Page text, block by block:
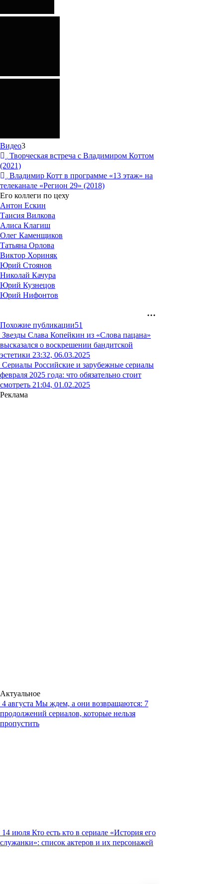
Видео3
Творческая встреча с Владимиром Коттом
(2021)
Владимир Котт в программе «13 этаж» на
телеканале «Регион 29» (2018)
Его коллеги по цеху
Антон Ескин
Таисия Вилкова
Алиса Клагиш
Олег Каменщиков
Татьяна Орлова
Виктор Хориняк
Юрий Стоянов
Николай Качура
Юрий Кузнецов
Юрий Нифонтов
Похожие публикации51
Звезды Слава Копейкин из «Слова пацана»
высказался о воскрешении бандитской
эстетики 23:32, 06.03.2025
Сериалы Российские и зарубежные сериалы
февраля 2025 года: что обязательно стоит
смотреть 21:04, 01.02.2025
Реклама
Актуальное
4 августа Мы ждем, а они возвращаются: 7
продолжений сериалов, которые нельзя
пропустить
14 июля Кто есть кто в сериале «История его
служанки»: список актеров и их персонажей